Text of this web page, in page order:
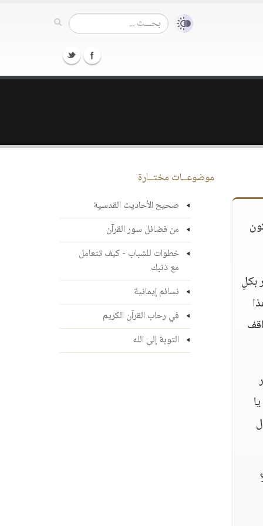
بكلِ
موضوعــات مختــارة
صحيح الأحاديث القدسية
من فضائل سور القرآن
خطوات للشباب - كيف تتعامل
مع ذنبك
نسائم إيمانية
في رحاب القرآن الكريم
التوبة إلى الله